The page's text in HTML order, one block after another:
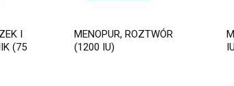
I
(75
MENOPUR, ROZTWÓR
(1200 IU)